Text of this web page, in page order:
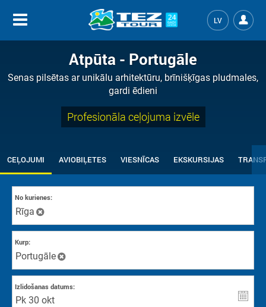
LV
Atpūta - Portugāle
Senas pilsētas ar unikālu arhitektūru, brīnišķīgas pludmales,
gardi ēdieni
Profesionāla ceļojuma izvēle
CEĻOJUMI AVIOBIĻETES VIESNĪCAS EKSKURSIJAS
No kurienes:
Rīga
Kurp:
Portugāle
Izlidošanas datums: